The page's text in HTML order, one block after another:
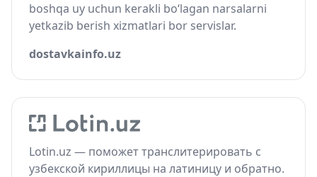
boshqa uy uchun kerakli bo‘lagan narsalarni
yetkazib berish xizmatlari bor servislar.
dostavkainfo.uz
Lotin.uz — поможет транслитерировать с
узбекской кириллицы на латиницу и обратно.